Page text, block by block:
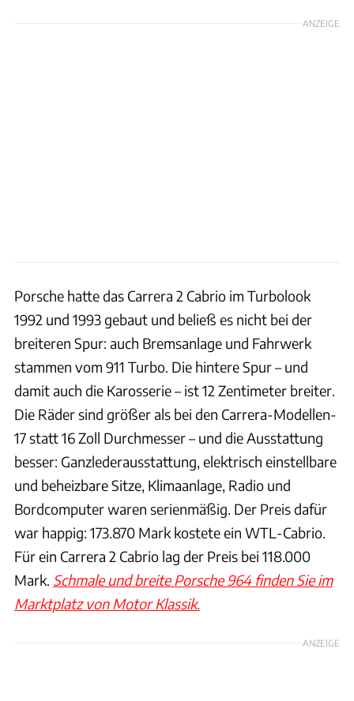
ANZEIGE
Porsche hatte das Carrera 2 Cabrio im Turbolook
1992 und 1993 gebaut und beließ es nicht bei der
breiteren Spur: auch Bremsanlage und Fahrwerk
stammen vom 911 Turbo. Die hintere Spur – und
damit auch die Karosserie – ist 12 Zentimeter breiter.
Die Räder sind größer als bei den Carrera-Modellen-
17 statt 16 Zoll Durchmesser – und die Ausstattung
besser: Ganzlederausstattung, elektrisch einstellbare
und beheizbare Sitze, Klimaanlage, Radio und
Bordcomputer waren serienmäßig. Der Preis dafür
war happig: 173.870 Mark kostete ein WTL-Cabrio.
Für ein Carrera 2 Cabrio lag der Preis bei 118.000
Mark. Schmale und breite Porsche 964 finden Sie im
Marktplatz von Motor Klassik.
ANZEIGE